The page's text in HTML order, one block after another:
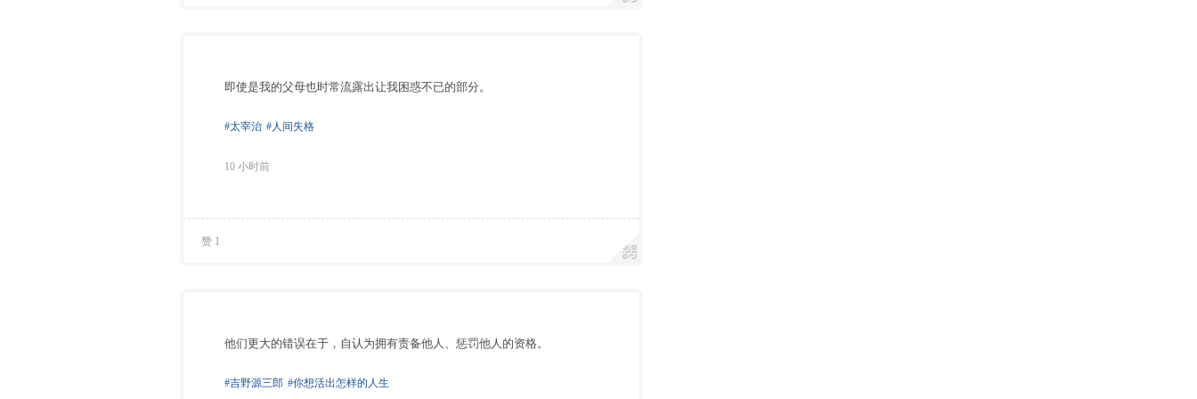
即使是我的父母也时常流露出让我困惑不已的部分。
#太宰治 #人间失格
10 小时前
赞 1
他们更大的错误在于，自认为拥有责备他人、惩罚他人的资格。
#吉野源三郎 #你想活出怎样的人生